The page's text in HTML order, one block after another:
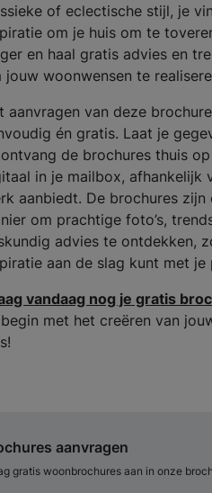
of eclectische stijl, je
om je huis om te
en haal gratis advies en
jouw woonwensen te
aanvragen van deze
én gratis. Laat je
de brochures thuis
in je mailbox, afhankelijk
aanbiedt. De brochures zijn
om prachtige foto’s,
advies te ontdekken,
aan de slag kunt met je
vandaag nog je gratis
met het creëren van
aanvragen
gratis woonbrochures aan in onze